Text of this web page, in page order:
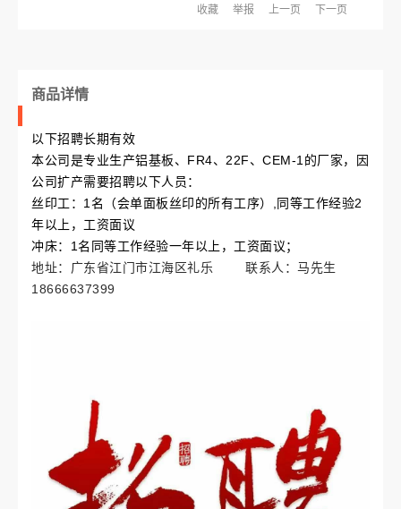
收藏 举报 上一页 下一页
商品详情
以下招聘长期有效
本公司是专业生产铝基板、FR4、22F、CEM-1的厂家，因
公司扩产需要招聘以下人员：
丝印工：1名（会单面板丝印的所有工序）,同等工作经验2
年以上，工资面议
冲床：1名同等工作经验一年以上，工资面议；
地址：广东省江门市江海区礼乐 联系人：马先生
18666637399